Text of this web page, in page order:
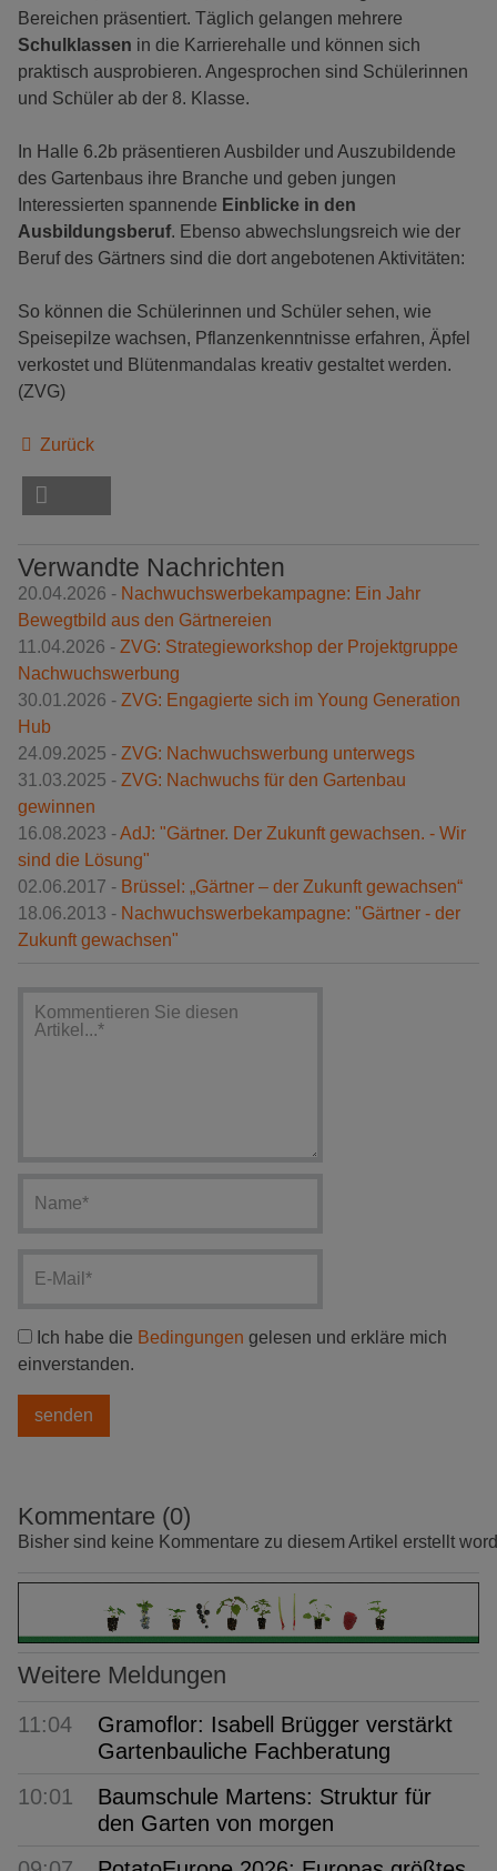
Bereichen präsentiert. Täglich gelangen mehrere
Schulklassen in die Karrierehalle und können sich
praktisch ausprobieren. Angesprochen sind Schülerinnen
und Schüler ab der 8. Klasse.
In Halle 6.2b präsentieren Ausbilder und Auszubildende
des Gartenbaus ihre Branche und geben jungen
Interessierten spannende Einblicke in den
Ausbildungsberuf. Ebenso abwechslungsreich wie der
Beruf des Gärtners sind die dort angebotenen Aktivitäten:
So können die Schülerinnen und Schüler sehen, wie
Speisepilze wachsen, Pflanzenkenntnisse erfahren, Äpfel
verkostet und Blütenmandalas kreativ gestaltet werden.
(ZVG)
Zurück
Verwandte Nachrichten
20.04.2026 - Nachwuchswerbekampagne: Ein Jahr
Bewegtbild aus den Gärtnereien
11.04.2026 - ZVG: Strategieworkshop der Projektgruppe
Nachwuchswerbung
30.01.2026 - ZVG: Engagierte sich im Young Generation
Hub
24.09.2025 - ZVG: Nachwuchswerbung unterwegs
31.03.2025 - ZVG: Nachwuchs für den Gartenbau
gewinnen
16.08.2023 -AdJ: "Gärtner. Der Zukunft gewachsen. - Wir
sind die Lösung"
02.06.2017 - Brüssel: „Gärtner – der Zukunft gewachsen“
18.06.2013 - Nachwuchswerbekampagne: "Gärtner - der
Zukunft gewachsen"
Ich habe die Bedingungen gelesen und erkläre mich
einverstanden.
Kommentare (0)
Bisher sind keine Kommentare zu diesem Artikel erstellt
Weitere Meldungen
11:04
Gramoflor: Isabell Brügger verstärkt
Gartenbauliche Fachberatung
10:01
Baumschule Martens: Struktur für
den Garten von morgen